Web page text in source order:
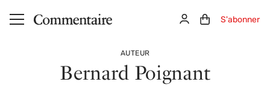
Aller au contenu principal ConnexionPanier (0)
S'abonner
AUTEUR
Bernard Poignant